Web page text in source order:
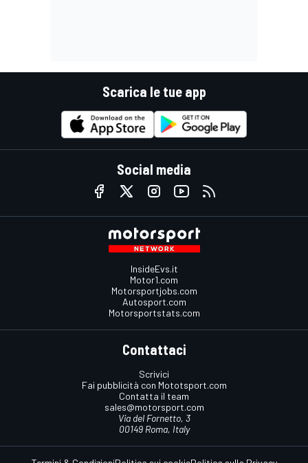
Scarica le tue app
Social media
InsideEvs.it
Motor1.com
Motorsportjobs.com
Autosport.com
Motorsportstats.com
Contattaci
Scrivici
Fai pubblicità con Mototsport.com
Contatta il team
sales@motorsport.com
Via del Fornetto, 3
00149 Roma, Italy